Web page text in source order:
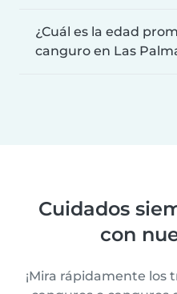
¿Cuál es la edad
canguro en Las
Cuidados
con
¡Mira rápidamente los